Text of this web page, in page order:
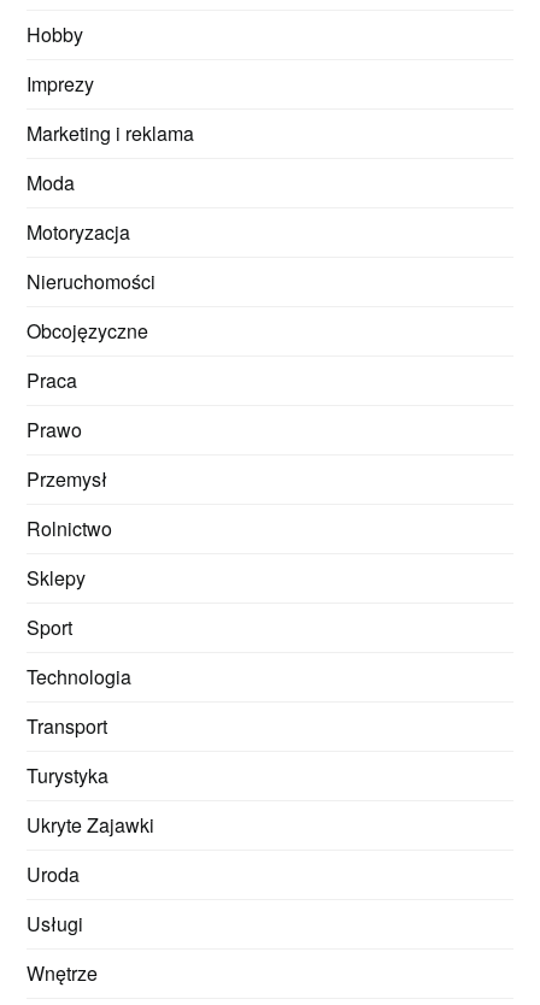
Hobby
Imprezy
Marketing i reklama
Moda
Motoryzacja
Nieruchomości
Obcojęzyczne
Praca
Prawo
Przemysł
Rolnictwo
Sklepy
Sport
Technologia
Transport
Turystyka
Ukryte Zajawki
Uroda
Usługi
Wnętrze